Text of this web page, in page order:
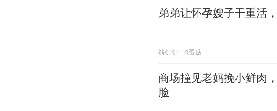
弟弟让怀孕嫂子干重活
筱虹虹 4跟贴
商场撞见老妈挽小鲜肉
脸